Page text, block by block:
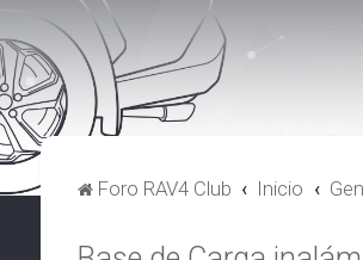
Foro RAV4 Club Inicio